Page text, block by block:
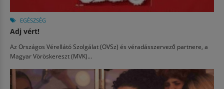
EGÉSZSÉG
Adj vért!
Az Országos Vérellátó Szolgálat (OVSz) és véradásszervező partnere, a
Magyar Vöröskereszt (MVK)...